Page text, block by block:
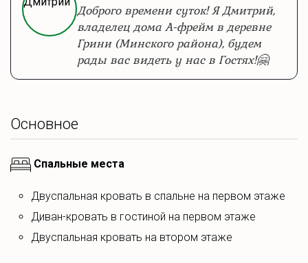
+ второй этаж.
На первом этаже дополнительная просторная комната.
Всё пространство оборудованно системой
кондиционирования с регуляцией любой температуры.
Новая кухня со всеми необходимыми
принадлежностями. Микроволновая печь, плита, чайник,
холодильник. Приборы, посуда для готовки.
Снаружи зона с мангалом и казаном.
Обширная зона отдыха с террасой, включенной в дом.
Доброго времени суток! Я Дмитрий,
владелец дома А-фрейм в деревне
Грини (Минского района), будем
рады вас видеть у нас в Гостях!🤗
Основное
Спальные места
Двуспальная кровать в спальне на первом этаже
Диван-кровать в гостиной на первом этаже
Двуспальная кровать на втором этаже